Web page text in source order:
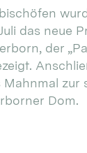
das neue
der
zur
Dom.